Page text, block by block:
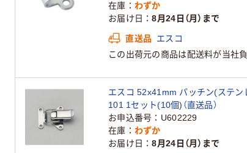
在庫
わずか
お届け日
8月24日（月）まで
直送品
エスコ
この出荷元の商品は配送料が当社負
エスコ 52x41mm パッチン(ステン
101 1セット(10個)（直送品）
お申込番号
U602229
在庫
わずか
お届け日
8月24日（月）まで